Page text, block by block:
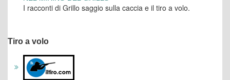
I racconti di Grillo saggio sulla caccia e il tiro a volo.
Tiro a volo